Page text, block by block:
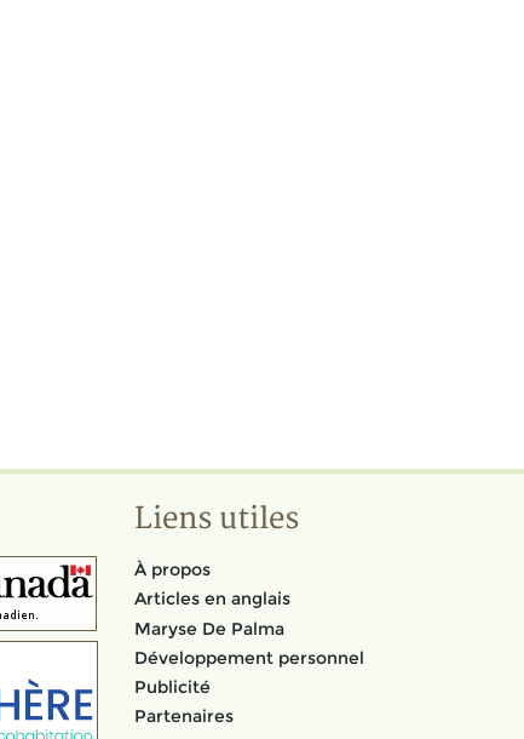
Liens utiles
À propos
Articles en anglais
Maryse De Palma
Développement personnel
Publicité
Partenaires